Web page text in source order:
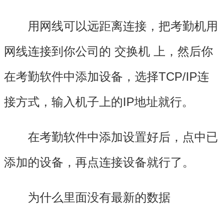
用网线可以远距离连接，把考勤机用
网线连接到你公司的 交换机 上，然后你
在考勤软件中添加设备，选择TCP/IP连
接方式，输入机子上的IP地址就行。
在考勤软件中添加设置好后，点中已
添加的设备，再点连接设备就行了。
为什么里面没有最新的数据